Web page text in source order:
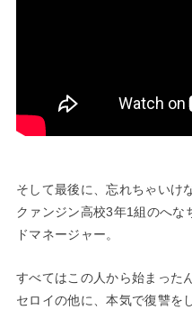
そして最後に、忘れちゃいけ
クァンジン高校3年1組のへな
ドマネージャー。
すべてはこの人から始まった
セロイの他に、本気で復讐を